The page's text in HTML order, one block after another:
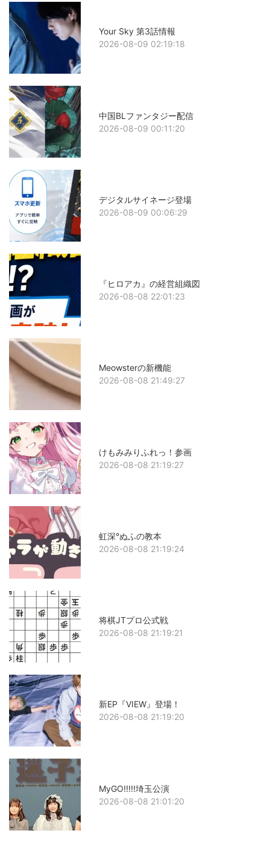
Your Sky 第3話情報
2026-08-09 02:19:18
中国BLファンタジー配信
2026-08-09 00:11:20
デジタルサイネージ登場
2026-08-09 00:06:29
『ヒロアカ』の経営組織図
2026-08-08 22:01:23
Meowsterの新機能
2026-08-08 21:49:27
けもみみりふれっ！参画
2026-08-08 21:19:27
虹深°ぬふの教本
2026-08-08 21:19:24
将棋JTプロ公式戦
2026-08-08 21:19:21
新EP『VIEW』登場！
2026-08-08 21:19:20
MyGO!!!!!埼玉公演
2026-08-08 21:01:20